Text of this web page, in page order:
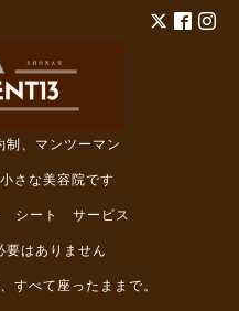
制、マンツーマン
さな美容院です
シート サービス
要はありません
すべて座ったままで。